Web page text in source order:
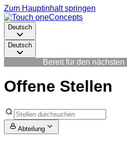
Zum Hauptinhalt springen
Deutsch
Deutsch
Bereit für den
Offene Stellen
Abteilung